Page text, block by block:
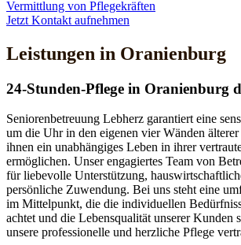
Vermittlung von Pflegekräften
Jetzt Kontakt aufnehmen
Leistungen in Oranienburg
24-Stunden-Pflege in Oranienburg
Seniorenbetreuung Lebherz garantiert eine
um die Uhr in den eigenen vier Wänden
ihnen ein unabhängiges Leben in ihrer
ermöglichen. Unser engagiertes Team von
für liebevolle Unterstützung,
persönliche Zuwendung. Bei uns steht eine
im Mittelpunkt, die die individuellen
achtet und die Lebensqualität unserer Kunden
unsere professionelle und herzliche Pflege